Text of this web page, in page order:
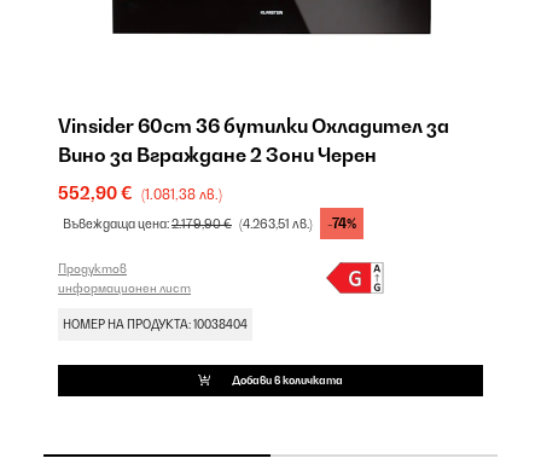
Vinsider 60cm 36 бутилки Охладител за
Вино за Вграждане 2 Зони Черен
552,90 € (1.081,38 лв.)
Въвеждаща цена:2.179,90 € (4.263,51 лв.) -74%
Продуктов
информационен лист
НОМЕР НА ПРОДУКТА: 10038404
Добави в количката